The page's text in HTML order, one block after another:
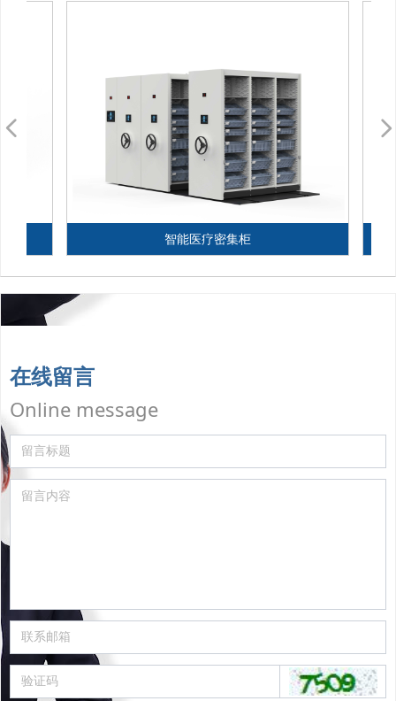
智能医疗密集柜
넳 넲
在线留言
Online message